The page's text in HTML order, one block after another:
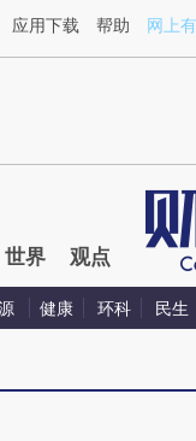
应用下载 帮助 网上
世界 观点
健康 环科 民生